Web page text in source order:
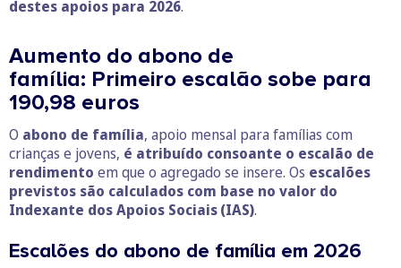
destes apoios para 2026.
Aumento do abono de
família: Primeiro escalão sobe para
190,98 euros
O abono de família, apoio mensal para famílias com
crianças e jovens, é atribuído consoante o escalão de
rendimento em que o agregado se insere. Os escalões
previstos são calculados com base no valor do
Indexante dos Apoios Sociais(IAS).
Escalões do abono de família em 2026